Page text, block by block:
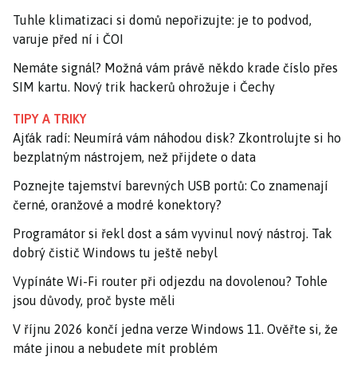
Tuhle klimatizaci si domů nepořizujte: je to podvod,
varuje před ní i ČOI
Nemáte signál? Možná vám právě někdo krade číslo přes
SIM kartu. Nový trik hackerů ohrožuje i Čechy
TIPY A TRIKY
Ajťák radí: Neumírá vám náhodou disk? Zkontrolujte si ho
bezplatným nástrojem, než přijdete o data
Poznejte tajemství barevných USB portů: Co znamenají
černé, oranžové a modré konektory?
Programátor si řekl dost a sám vyvinul nový nástroj. Tak
dobrý čistič Windows tu ještě nebyl
Vypínáte Wi-Fi router při odjezdu na dovolenou? Tohle
jsou důvody, proč byste měli
V říjnu 2026 končí jedna verze Windows 11. Ověřte si, že
máte jinou a nebudete mít problém